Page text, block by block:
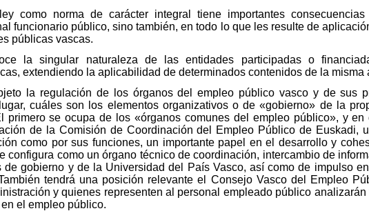
como norma de carácter integral tiene importantes
funcionario público, sino también, en todo lo que les resulte de
públicas vascas.
la singular naturaleza de las entidades participadas o
extendiendo la aplicabilidad de determinados contenidos de la misma
la regulación de los órganos del empleo público vasco y de sus
cuáles son los elementos organizativos o de «gobierno» de la
primero se ocupa de los «órganos comunes del empleo público», y
de la Comisión de Coordinación del Empleo Público de Euskadi,
como por sus funciones, un importante papel en el desarrollo y
configura como un órgano técnico de coordinación, intercambio de
de gobierno y de la Universidad del País Vasco, así como de impulso
tendrá una posición relevante el Consejo Vasco del Empleo
y quienes representen al personal empleado público
el empleo público.